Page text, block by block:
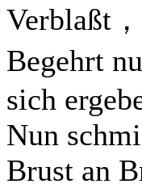
Verblaßt
Begehrt
sich
Nun
Brust an